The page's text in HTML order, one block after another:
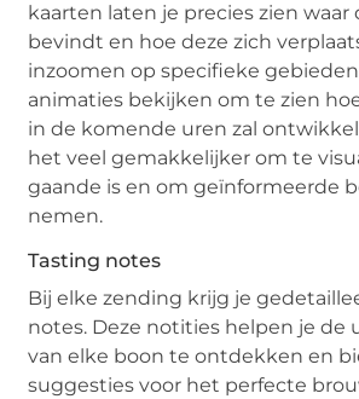
kaarten laten je precies zien waar
bevindt en hoe deze zich
inzoomen op specifieke
animaties bekijken om te zien
in de komende uren zal
het veel gemakkelijker om te
gaande is en om geïnformeerde
nemen.
Tasting notes
Bij elke zending krijg je
notes. Deze notities helpen je de
van elke boon te ontdekken en
suggesties voor het perfecte